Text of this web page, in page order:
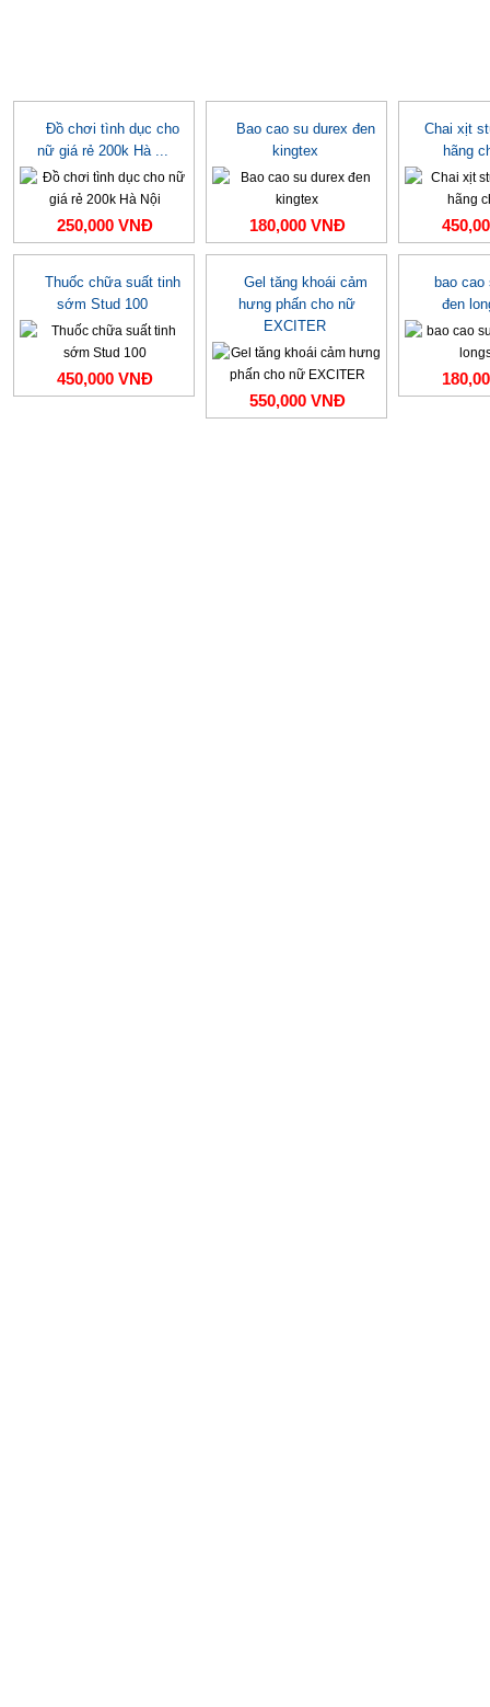
Đồ chơi tình dục cho
nữ giá rẻ 200k Hà ...
250,000 VNĐ
Bao cao su durex đen
kingtex
180,000 VNĐ
Chai xịt
hãng
Thuốc chữa suất tinh
sớm Stud 100
450,000 VNĐ
Gel tăng khoái cảm
hưng phấn cho nữ
EXCITER
550,000 VNĐ
bao
đen